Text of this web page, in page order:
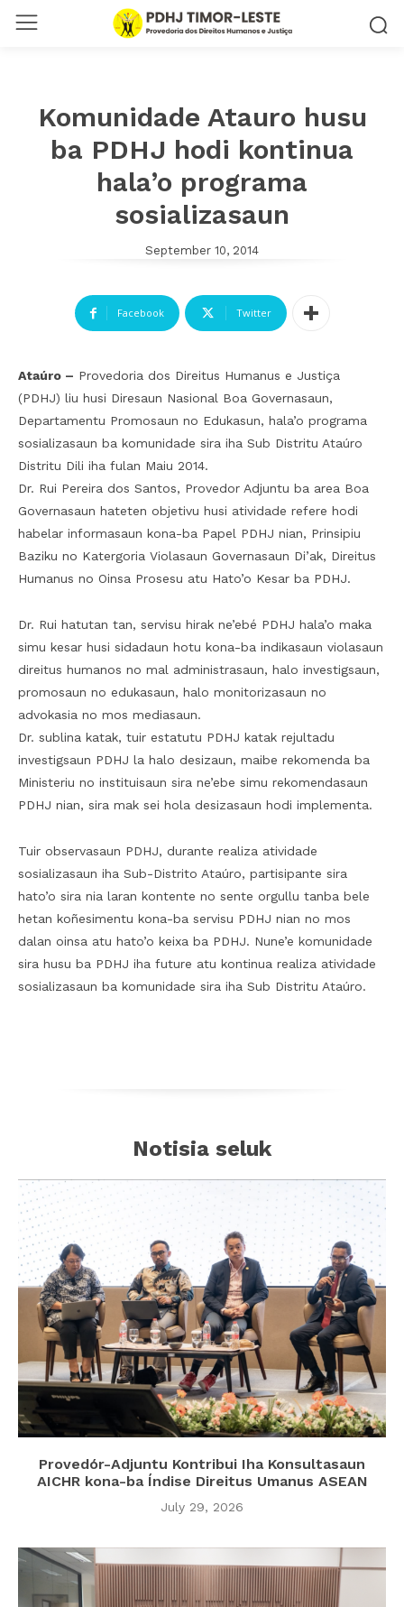
Komunidade Atauro husu
ba PDHJ hodi kontinua
hala’o programa
sosializasaun
September 10, 2014
Facebook Twitter
Ataúro – Provedoria dos Direitus Humanus e Justiça
(PDHJ) liu husi Diresaun Nasional Boa Governasaun,
Departamentu Promosaun no Edukasun, hala’o programa
sosializasaun ba komunidade sira iha Sub Distritu Ataúro
Distritu Dili iha fulan Maiu 2014.
Dr. Rui Pereira dos Santos, Provedor Adjuntu ba area Boa
Governasaun hateten objetivu husi atividade refere hodi
habelar informasaun kona-ba Papel PDHJ nian, Prinsipiu
Baziku no Katergoria Violasaun Governasaun Di’ak, Direitus
Humanus no Oinsa Prosesu atu Hato’o Kesar ba PDHJ.
Dr. Rui hatutan tan, servisu hirak ne’ebé PDHJ hala’o maka
simu kesar husi sidadaun hotu kona-ba indikasaun violasaun
direitus humanos no mal administrasaun, halo investigsaun,
promosaun no edukasaun, halo monitorizasaun no
advokasia no mos mediasaun.
Dr. sublina katak, tuir estatutu PDHJ katak rejultadu
investigsaun PDHJ la halo desizaun, maibe rekomenda ba
Ministeriu no instituisaun sira ne’ebe simu rekomendasaun
PDHJ nian, sira mak sei hola desizasaun hodi implementa.
Tuir observasaun PDHJ, durante realiza atividade
sosializasaun iha Sub-Distrito Ataúro, partisipante sira
hato’o sira nia laran kontente no sente orgullu tanba bele
hetan koñesimentu kona-ba servisu PDHJ nian no mos
dalan oinsa atu hato’o keixa ba PDHJ. Nune’e komunidade
sira husu ba PDHJ iha future atu kontinua realiza atividade
sosializasaun ba komunidade sira iha Sub Distritu Ataúro.
Notisia seluk
Provedór-Adjuntu Kontribui Iha Konsultasaun
AICHR kona-ba Índise Direitus Umanus ASEAN
July 29, 2026